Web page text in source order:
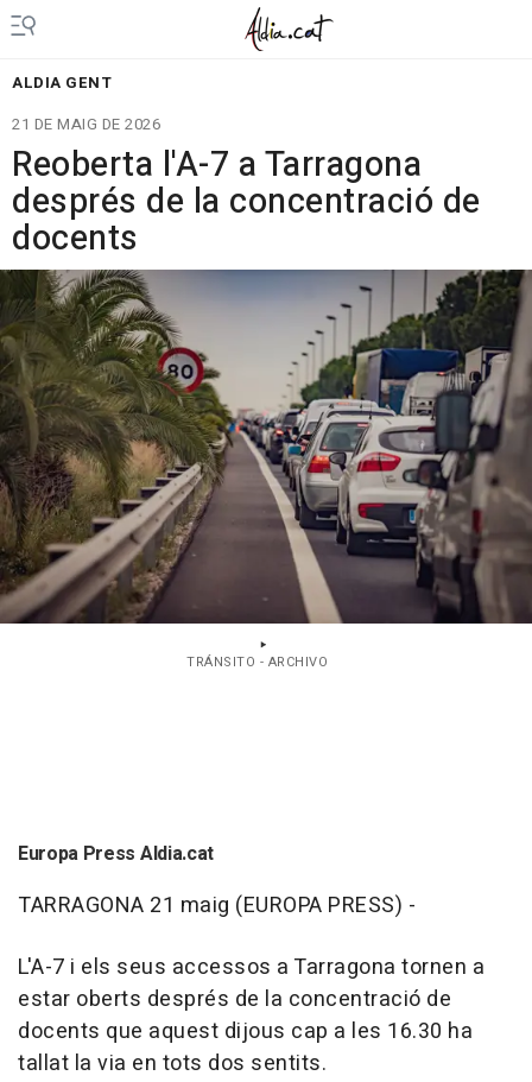
ALDIA GENT
21 DE MAIG DE 2026
Reoberta l'A-7 a Tarragona
després de la concentració de
docents
TRÁNSITO - ARCHIVO
Europa Press Aldia.cat
TARRAGONA 21 maig (EUROPA PRESS) -
L'A-7 i els seus accessos a Tarragona tornen a
estar oberts després de la concentració de
docents que aquest dijous cap a les 16.30 ha
tallat la via en tots dos sentits.